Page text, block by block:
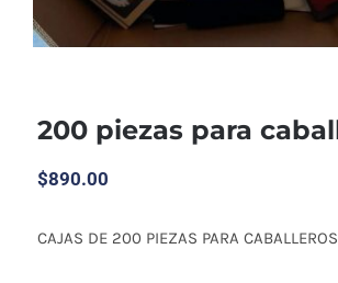
200 piezas para
$890.00
CAJAS DE 200 PIEZAS PARA